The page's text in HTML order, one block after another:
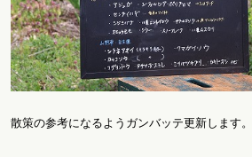
散策の参考になるようガンバッテ更新します。